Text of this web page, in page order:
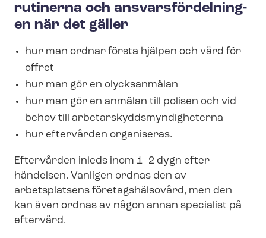
rutinerna och an­svars­för­del­ning­
en när det gäller
hur man ordnar första hjälpen och vård för
offret
hur man gör en olycksanmälan
hur man gör en anmälan till polisen och vid
behov till ar­be­tar­skydds­myn­dig­he­ter­na
hur eftervården organiseras.
Eftervården inleds inom 1–2 dygn efter
händelsen. Vanligen ordnas den av
arbetsplatsens företagshälsovård, men den
kan även ordnas av någon annan specialist på
eftervård.